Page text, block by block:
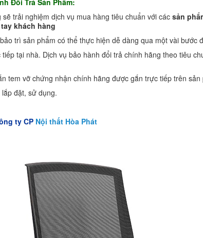
Đổi Trả Sản Phẩm:
trải nghiệm dịch vụ mua hàng tiêu chuẩn với các sản
khách hàng
trì sản phẩm có thể thực hiện dễ dàng qua một vài bước
tại nhà. Dịch vụ bảo hành đổi trả chính hãng theo tiêu
tem vỡ chứng nhận chính hãng được gắn trực tiếp trên sản
đặt, sử dụng.
ty CP Nội thất Hòa Phát